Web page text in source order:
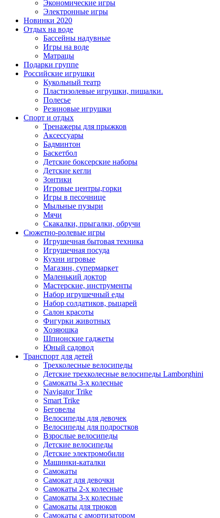
Экономические игры
Электронные игры
Новинки 2020
Отдых на воде
Бассейны надувные
Игры на воде
Матрацы
Подарки группе
Российские игрушки
Кукольный театр
Пластизолевые игрушки, пищалки.
Полесье
Резиновые игрушки
Спорт и отдых
Тренажеры для прыжков
Аксессуары
Бадминтон
Баскетбол
Детские боксерские наборы
Детские кегли
Зонтики
Игровые центры,горки
Игры в песочнице
Мыльные пузыри
Мячи
Скакалки, прыгалки, обручи
Сюжетно-ролевые игры
Игрушечная бытовая техника
Игрушечная посуда
Кухни игровые
Магазин, супермаркет
Маленький доктор
Мастерские, инструменты
Набор игрушечный еды
Набор солдатиков, рыцарей
Салон красоты
Фигурки животных
Хозяюшка
Шпионские гаджеты
Юный садовод
Транспорт для детей
Трехколесные велосипеды
Детские трехколесные велосипеды Lamborghini
Самокаты 3-х колесные
Navigator Trike
Smart Trike
Беговелы
Велосипеды для девочек
Велосипеды для подростков
Взрослые велосипеды
Детские велосипеды
Детские электромобили
Машинки-каталки
Самокаты
Самокат для девочки
Самокаты 2-х колесные
Самокаты 3-х колесные
Самокаты для трюков
Самокаты с амортизатором